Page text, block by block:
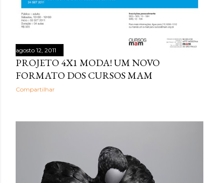
agosto 12, 2011
PROJETO 4X1 MODA! UM NOVO
FORMATO DOS CURSOS MAM
Compartilhar